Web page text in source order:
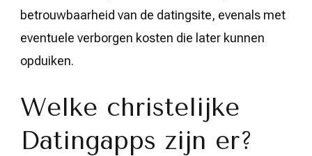
betrouwbaarheid van de datingsite, evenals met
eventuele verborgen kosten die later kunnen
opduiken.
Welke christelijke
Datingapps zijn er?